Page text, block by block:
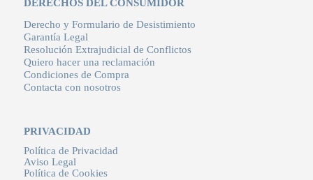
DERECHOS DEL CONSUMIDOR
Derecho y Formulario de Desistimiento
Garantía Legal
Resolución Extrajudicial de Conflictos
Quiero hacer una reclamación
Condiciones de Compra
Contacta con nosotros
PRIVACIDAD
Política de Privacidad
Aviso Legal
Política de Cookies